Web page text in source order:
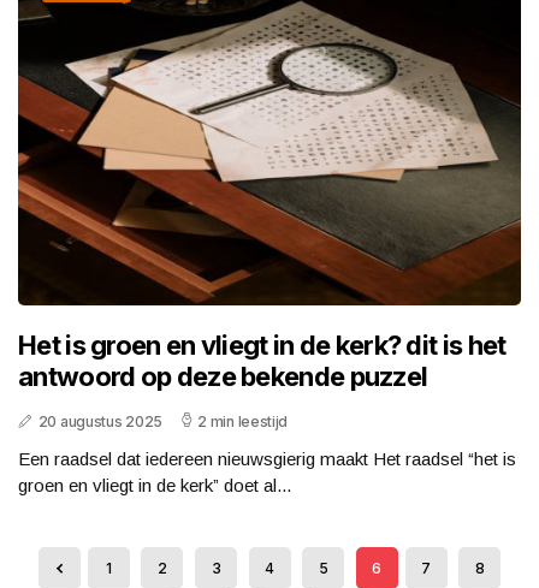
Het is groen en vliegt in de kerk? dit is het
antwoord op deze bekende puzzel
20 augustus 2025 2 min leestijd
Een raadsel dat iedereen nieuwsgierig maakt Het raadsel “het is
groen en vliegt in de kerk” doet al...
1 2 3 4 5 6 7 8